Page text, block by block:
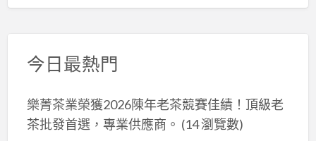
今日最熱門
樂菁茶業榮獲2026陳年老茶競賽佳績！頂級老
茶批發首選，專業供應商。 (14 瀏覽數)